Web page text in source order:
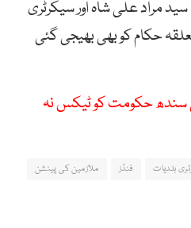
مراد علی شاہ اور سیکرٹری
حکام کو بھی بھیجی گئی
سندھ حکومت کو ٹیکس نہ
بلدیات فنڈز
ملازمین کی پینشن